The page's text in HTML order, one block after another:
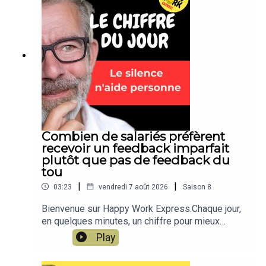
la chaîne Happy Work... pas de spam, c'est gratuit
et il n'y a que du feelgood !!! :
https://whatsapp.com/channel/0029VbBSSbM6B
IEm0yskHH2gEt pour retrouver tous mes
contenus, tests, articles, vidéos :
www.gchatelain.com
Combien de salariés préfèrent
recevoir un feedback imparfait
plutôt que pas de feedback du
tou
03:23 | vendredi 7 août 2026 | Saison 8
Bienvenue sur Happy Work Express.Chaque jour,
en quelques minutes, un chiffre pour mieux
comprendre le monde du travail… et surtout pour
prendre un peu de recul.Happy Work Express est
Play